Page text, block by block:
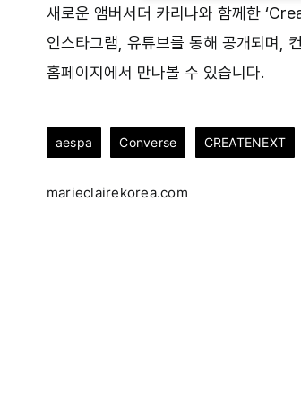
새로운 앰버서더 카리나와 함께한
인스타그램, 유튜브를 통해 공개되며,
홈페이지에서 만나볼 수 있습니다.
aespa Converse CREATENEXT
marieclairekorea.com